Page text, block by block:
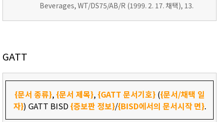
Beverages, WT/DS75/AB/R (1999. 2. 17. 채택), 13.
GATT
{문서 종류},{문서 제목},{GATT 문서기호}({문서/채택 일
자}) GATT BISD{증보판 정보}/{BISD에서의 문서시작 면}.